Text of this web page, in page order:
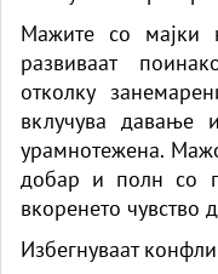
Мажите со мајки
развиваат
отколку
вклучува давање
урамнотежена.
добар и полн со
вкоренето чувство
Избегнуваат